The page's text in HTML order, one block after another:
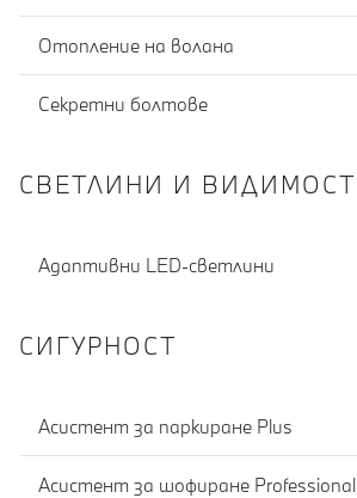
Отопление на волана
Секретни болтове
СВЕТЛИНИ И ВИДИМОСТ
Адаптивни LED-светлини
СИГУРНОСТ
Асистент за паркиране Plus
Асистент за шофиране Professional